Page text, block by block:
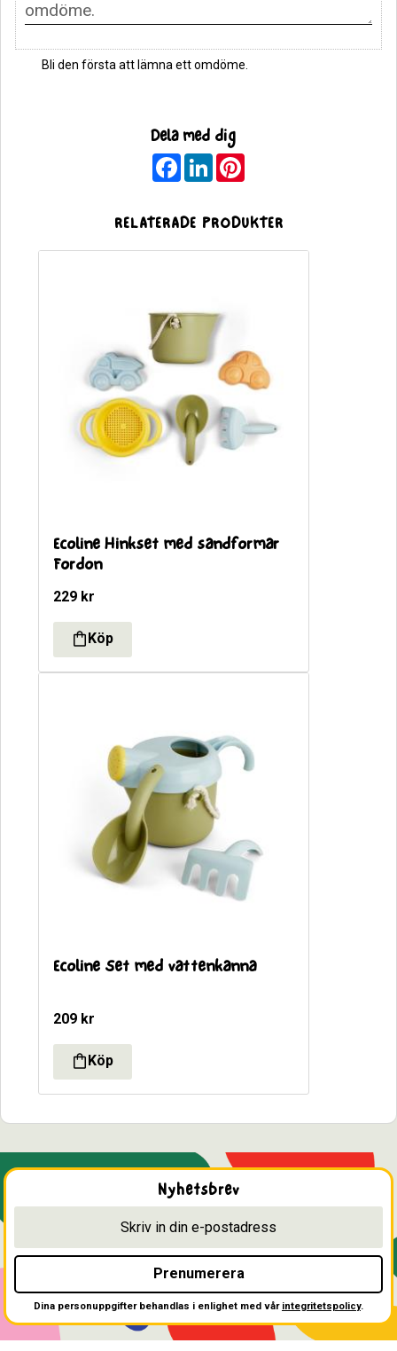
Bli den första att lämna ett omdöme.
Dela med dig
F
b
o
L
e
d
e
r
RELATERADE PRODUKTER
Ecoline Hinkset med sandformar
Fordon
229 kr
Ecoline Set med vattenkanna
209 kr
Nyhetsbrev
Prenumerera
Dina personuppgifter behandlas i enlighet med vår integritetspolicy.